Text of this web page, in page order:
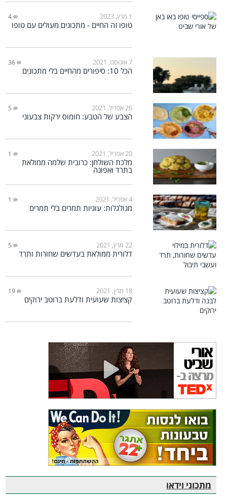
1 מרץ, 2023 4
טופו זה החיים - מתכונים מעולים עם טופו
7 אוגוסט, 2021 36
הכל 10: סיפורים מהחיים בלי מתכונים
26 אפריל, 2021 5
הצבע של הטבע: חומוס ירקות צבעוני
20 אפריל, 2021 1
מלכת השולחן: כרובית שלמה ממולאת
בתרד ואפונה
4 אפריל, 2021 1
מגולגלות: עוגיות תמרים בלי תמרים
22 מרץ, 2021 5
דלורית ממולאת בעדשים שחורות ותרד
18 מרץ, 2021 19
קציצות שעועית ודלעת ברוטב ירוקים
מתכוני וידאו